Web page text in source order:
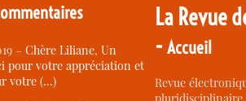
–Chère Liliane, Un
pour votre appréciation et
votre (…)
La Revue
-Accueil
Revue